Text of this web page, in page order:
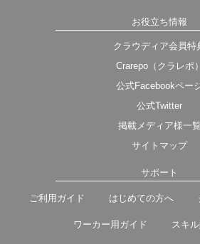
お役立ち情報
クラウディア会員特
Crarepo（クラレポ）
公式Facebookペー
公式Twitter
掲載メディア様一覧
サイトマップ
サポート
ご利用ガイド はじめての方へ
ワーカー用ガイド スキ